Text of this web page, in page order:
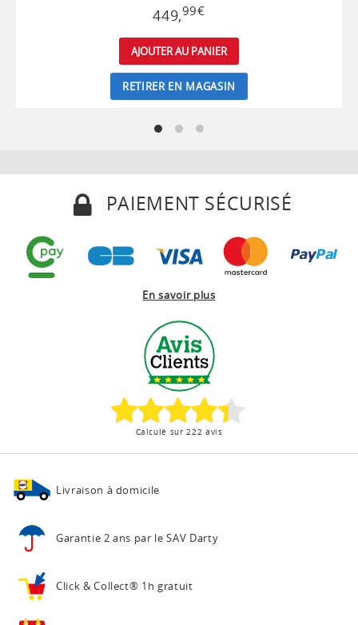
449,99€
AJOUTER AU PANIER
RETIRER EN MAGASIN
PAIEMENT SÉCURISÉ
En savoir plus
Calculé sur 222 avis
Livraison à domicile
Garantie 2 ans par le SAV Darty
Click & Collect® 1h gratuit